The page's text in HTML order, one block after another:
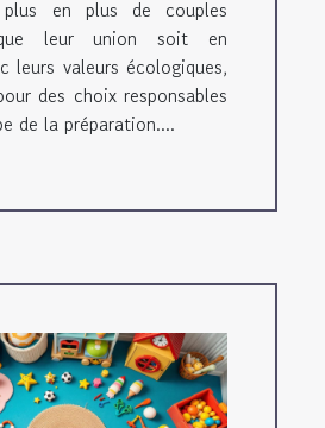
en plus de couples
leur union soit en
leurs valeurs écologiques,
des choix responsables
de la préparation....